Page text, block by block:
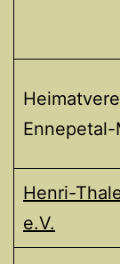
Henri-
e.V.